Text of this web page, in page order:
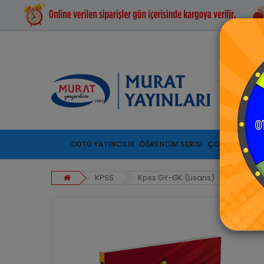
ÇOCUK SERİSİ
ÖĞRENCİM SERİSİ
ODTÜ YAYINCILIK
KPSS Kpss GY-GK (Lisans)